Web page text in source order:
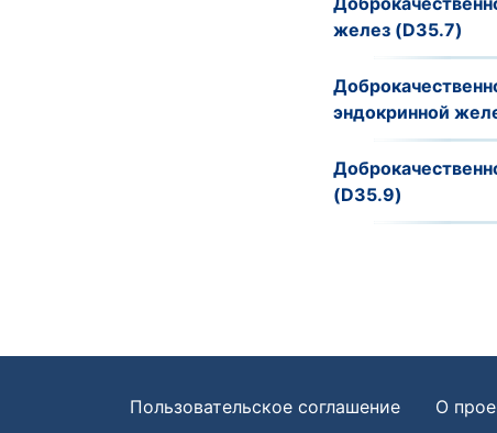
желез (D35.7)
эндокринной
(D35.9)
Пользовательское соглашение О